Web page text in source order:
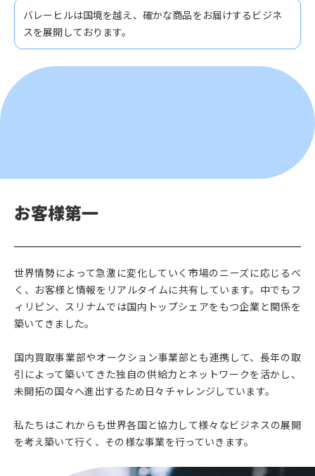
バレーヒルは国境を越え、確かな商品をお届けするビジネ
スを展開しております。
お客様第一
世界情勢によって急激に変化していく市場のニーズに応じるべ
く、お客様と情報をリアルタイムに共有しています。中でもフ
ィリピン、スリナムでは国内トップシェアをもつ企業と関係を
築いてきました。
国内買取事業部やオークション事業部とも連携して、長年の取
引によって築いてきた独自の供給力とネットワークを活かし、
未開拓の国々へ進出するため日々チャレンジしています。
私たちはこれからも世界各国と協力して様々なビジネスの展開
を考え築いて行く、その様な事業を行っていきます。